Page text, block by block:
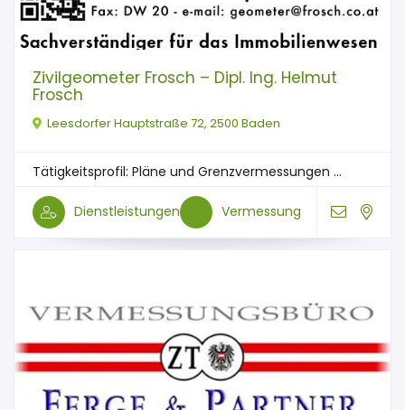
Zivilgeometer Frosch – Dipl. Ing. Helmut
Frosch
Leesdorfer Hauptstraße 72, 2500 Baden
Tätigkeitsprofil: Pläne und Grenzvermessungen ...
Dienstleistungen Vermessung